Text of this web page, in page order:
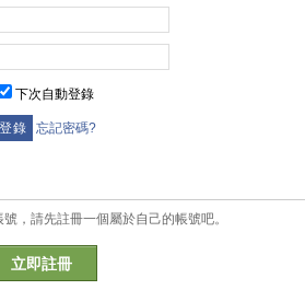
下次自動登錄
忘記密碼?
，請先註冊一個屬於自己的帳號吧。
立即註冊